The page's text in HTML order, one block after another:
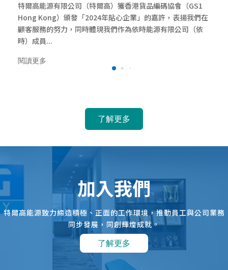
特爾高能源有限公司（特爾高）獲香港貨品編碼協會（GS1
Hong Kong）頒發「2024年貼心企業」的嘉許，表揚我們在
顧客服務的努力，同時體現我們作為依時能源有限公司（依
時）成員...
閱讀更多
了解更多
加入我們
特爾高能源致力締造積極、正面的工作環境，推動員工與公司業務
同步發展，同創輝煌成就。
了解更多